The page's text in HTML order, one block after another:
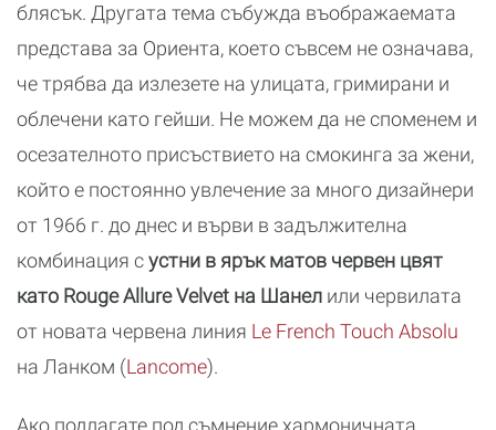
блясък. Другата тема събужда въображаемата
представа за Ориента, което съвсем не означава,
че трябва да излезете на улицата, гримирани и
облечени като гейши. Не можем да не споменем и
осезателното присъствието на смокинга за жени,
който е постоянно увлечение за много дизайнери
от 1966 г. до днес и върви в задължителна
комбинация сустни в ярък матов червен цвят
като Rouge Allure Velvet на Шанел или червилата
от новата червена линия Le French Touch Absolu
на Ланком (Lancome).
Ако подлагате под съмнение хармоничната